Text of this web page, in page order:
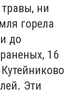
ни
горела
до
16
Эти